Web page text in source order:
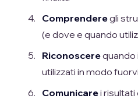
Comprenderegli
(e dove e quando
Riconoscerequando
utilizzati in modo
Comunicarei